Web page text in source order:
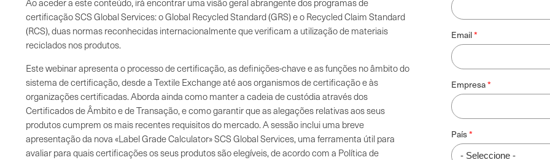
Ao aceder a este conteúdo, irá encontrar uma visão geral abrangente dos programas de
certificação SCS Global Services: o Global Recycled Standard (GRS) e o Recycled Claim Standard
(RCS), duas normas reconhecidas internacionalmente que verificam a utilização de materiais
reciclados nos produtos.
Este webinar apresenta o processo de certificação, as definições-chave e as funções no âmbito do
sistema de certificação, desde a Textile Exchange até aos organismos de certificação e às
organizações certificadas. Aborda ainda como manter a cadeia de custódia através dos
Certificados de Âmbito e de Transação, e como garantir que as alegações relativas aos seus
produtos cumprem os mais recentes requisitos do mercado. A sessão inclui uma breve
apresentação da nova «Label Grade Calculator» SCS Global Services, uma ferramenta útil para
avaliar para quais certificações os seus produtos são elegíveis, de acordo com a Política de
Email
Empresa
País